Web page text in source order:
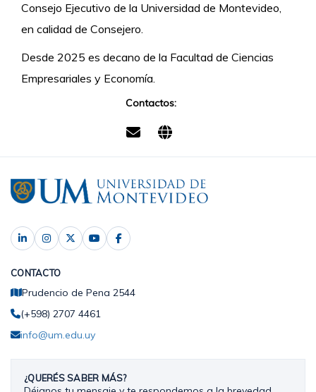
Consejo Ejecutivo de la Universidad de Montevideo,
en calidad de Consejero.
Desde 2025 es decano de la Facultad de Ciencias
Empresariales y Economía.
Contactos:
CONTACTO
Prudencio de Pena 2544
(+598) 2707 4461
info@um.edu.uy
¿QUERÉS SABER MÁS?